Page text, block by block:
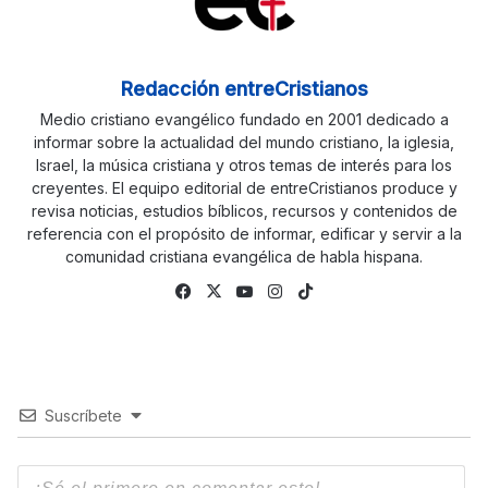
Redacción entreCristianos
Medio cristiano evangélico fundado en 2001 dedicado a
informar sobre la actualidad del mundo cristiano, la iglesia,
Israel, la música cristiana y otros temas de interés para los
creyentes. El equipo editorial de entreCristianos produce y
revisa noticias, estudios bíblicos, recursos y contenidos de
referencia con el propósito de informar, edificar y servir a la
comunidad cristiana evangélica de habla hispana.
Facebook
X YouTubeInstagram
Suscríbete